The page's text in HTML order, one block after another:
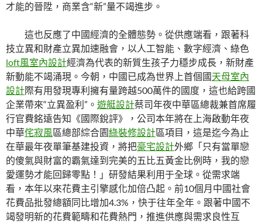
才能的晉陞，商業含“新”量不竭進步。
這也反應了中國經濟的全體態勢。從供應端看，跟著科
技立異和財產立異加速融會，以人工智能、數字經濟、綠色
loft風室內設計經濟為代表的新質生孩子力穩步成長，新財產
新動能不竭涌現。今朝，中國已成為世界上首個國天母室內
設計際有用發現專利擁有量跨越500萬件的國度，這也給跨國
企業帶來“立異盈利”。 遊艇設計蔡司年夜中華區總裁兼首席履
行官費銘遠告知《國際銳評》，公司本年將在上海啟動年夜
中華侘寂風區總部綜合園綠裝修設計區項目，這是迄今為止
在華最年夜單筆基建投資，將把豪宅設計外鄉「只有當單戀
的傻氣與財富的霸氣達到完美的五比五黃金比例時，我的戀
愛運勢才能回歸零點！」研發結果利用于全球。從需求端
看，本年以來花費主引擎感化加倍凸起。前10個月中國社會
花費品批發總額同比增加4.3%，快于往年全年。跟著中國不
竭發明新的花費範疇和花費熱門，推進供應與需求良性互